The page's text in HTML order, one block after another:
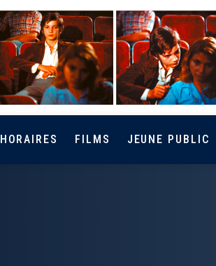
HORAIRES FILMS JEUNE PUBLIC